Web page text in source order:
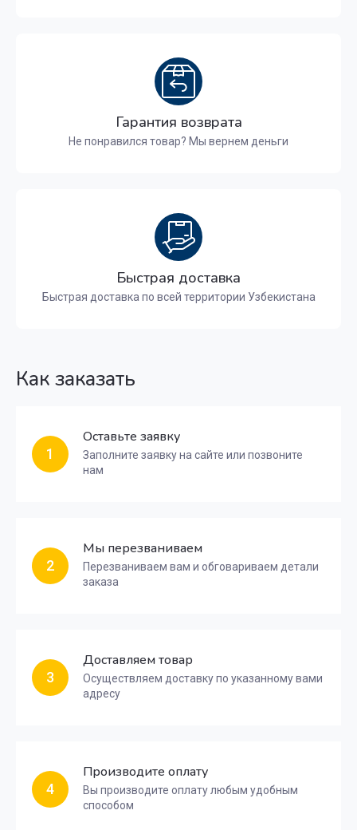
Гарантия возврата
Не понравился товар? Мы вернем деньги
Быстрая доставка
Быстрая доставка по всей территории Узбекистана
Как заказать
1
Оставьте заявку
Заполните заявку на сайте или позвоните
нам
2
Мы перезваниваем
Перезваниваем вам и обговариваем детали
заказа
3
Доставляем товар
Осуществляем доставку по указанному вами
адресу
4
Производите оплату
Вы производите оплату любым удобным
способом